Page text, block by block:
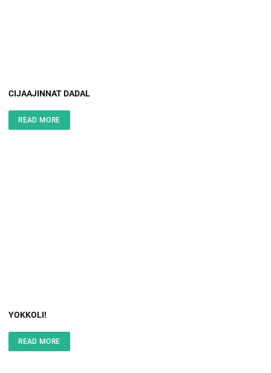
CIJAAJINNAT DADAL
READ MORE
YOKKOLI!
READ MORE